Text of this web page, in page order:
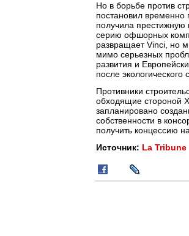
Но в борьбе против
постановил временно
получила
серию офшорных
развращает Vinci, но
мимо серьезных
развития и
после экологического
Противники
обходящие стороной
запланировано
собственности в
получить концессию
Источник: La Tribune